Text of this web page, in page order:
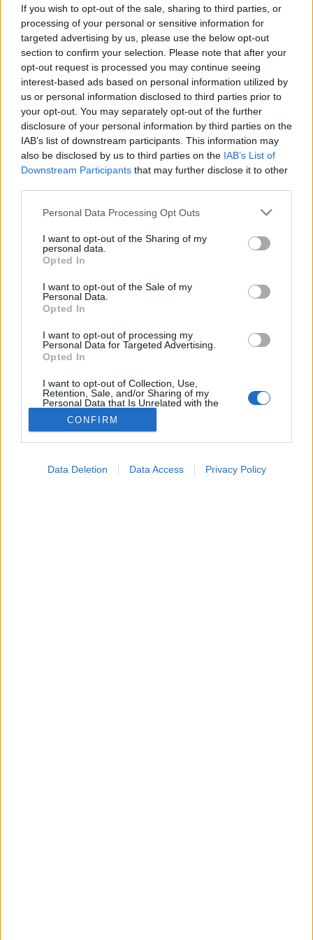
If you wish to opt-out of the sale, sharing to third parties, or
processing of your personal or sensitive information for
targeted advertising by us, please use the below opt-out
section to confirm your selection. Please note that after your
opt-out request is processed you may continue seeing
interest-based ads based on personal information utilized by
us or personal information disclosed to third parties prior to
your opt-out. You may separately opt-out of the further
disclosure of your personal information by third parties on the
IAB’s list of downstream participants. This information may
also be disclosed by us to third parties on the IAB’s List of
Downstream Participants that may further disclose it to other
Please note that this website/app uses one or more Google
not limited to your visit or usage behaviour. You may click to
grant or deny consent to Google and its third-party tags to
use your data for below specified purposes in below Google
consent section.
Personal Data Processing Opt Outs
I want to opt-out of the Sharing of my
personal data.
Opted In
I want to opt-out of the Sale of my
Personal Data.
Opted In
I want to opt-out of processing my
Personal Data for Targeted Advertising.
Opted In
I want to opt-out of Collection, Use,
Retention, Sale, and/or Sharing of my
Personal Data that Is Unrelated with the
Purposes for which it was collected.
Opted Out
CONFIRM
Data Deletion Data Access Privacy Policy
Egyetemen
2024. január 11. 18:34
Küldés Küldés Messengeren